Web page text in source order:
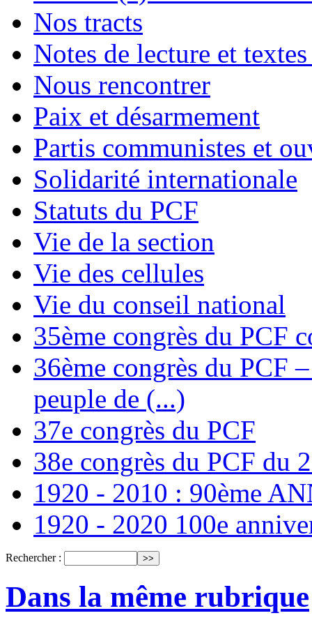
Nos tracts
Notes de lecture et
Nous rencontrer
Paix et désarmement
Partis communistes et
Solidarité internationale
Statuts du PCF
Vie de la section
Vie des cellules
Vie du conseil national
35ème congrès du PCF
36ème congrès du PCF
peuple de (...)
37e congrès du PCF
38e congrès du PCF du
1920 - 2010 : 90ème
1920 - 2020 100e
Rechercher :
Dans la même rubrique